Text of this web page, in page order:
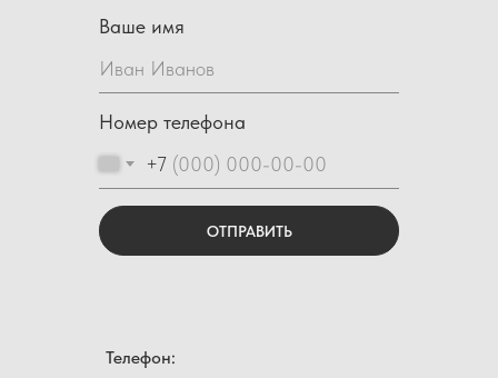
Ваше имя
Номер телефона
+7
ОТПРАВИТЬ
Телефон: